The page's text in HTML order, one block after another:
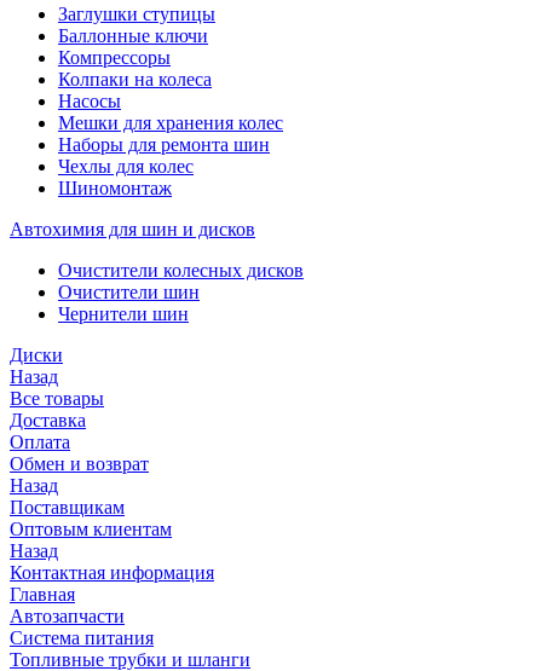
Заглушки ступицы
Баллонные ключи
Компрессоры
Колпаки на колеса
Насосы
Мешки для хранения колес
Наборы для ремонта шин
Чехлы для колес
Шиномонтаж
Автохимия для шин и дисков
Очистители колесных дисков
Очистители шин
Чернители шин
Диски
Назад
Все товары
Доставка
Оплата
Обмен и возврат
Назад
Поставщикам
Оптовым клиентам
Назад
Контактная информация
Главная
Автозапчасти
Система питания
Топливные трубки и шланги